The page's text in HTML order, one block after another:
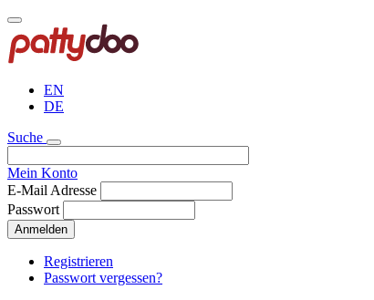
Direkt
zum
Inhalt
EN
DE
Suche
Mein Konto
E-Mail Adresse
Passwort
Anmelden
Registrieren
Passwort vergessen?